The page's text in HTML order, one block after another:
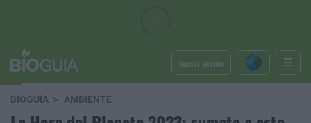
Iniciar sesión
BIOGUÍA AMBIENTE